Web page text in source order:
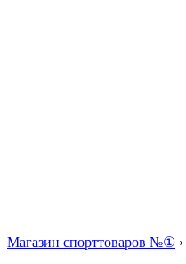
Магазин спорттоваров №① ›